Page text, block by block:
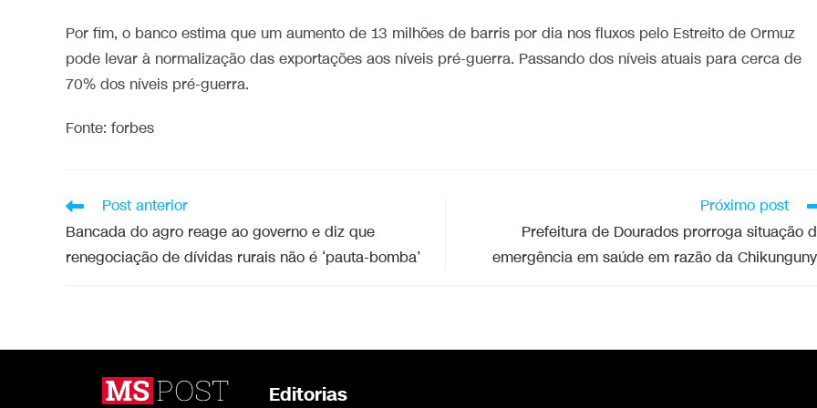
Por fim, o banco estima que um aumento de 13 milhões de barris por dia nos fluxos pelo Estreito de Ormuz
pode levar à normalização das exportações aos níveis pré-guerra. Passando dos níveis atuais para cerca de
70% dos níveis pré-guerra.
Fonte: forbes
Post anterior
Bancada do agro reage ao governo e diz que
renegociação de dívidas rurais não é ‘pauta-bomba’
Próximo post
Prefeitura de Dourados prorroga situação
emergência em saúde em razão da
Editorias